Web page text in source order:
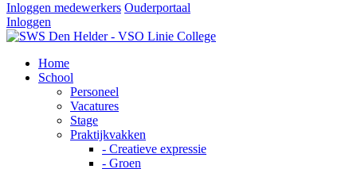
Inloggen medewerkers Ouderportaal
Inloggen
Home
School
Personeel
Vacatures
Stage
Praktijkvakken
- Creatieve expressie
- Groen